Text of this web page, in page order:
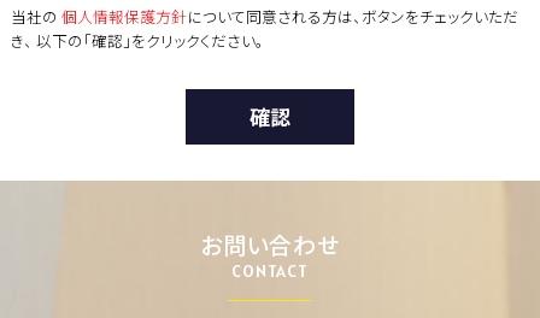
当社の 個人情報保護方針について同意される方は、ボタンをチェックいただ
き、 以下の「確認」をクリックください。
お問い合わせ
CONTACT